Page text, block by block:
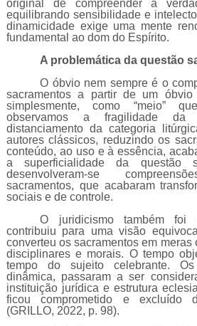
original de compreender a
equilibrando sensibilidade e
dinamicidade exige uma mente
fundamental ao dom do Espírito.
A problemática da questão
O óbvio nem sempre é o
sacramentos a partir de um óbvio
simplesmente, como “meio”
observamos a fragilidade
distanciamento da categoria
autores clássicos, reduzindo os
conteúdo, ao uso e à essência,
a superficialidade da questão
desenvolveram-se
sacramentos, que acabaram
sociais e de controle.
O juridicismo também
contribuiu para uma visão
converteu os sacramentos em meras
disciplinares e morais. O tempo
tempo do sujeito celebrante. Os
dinâmica, passaram a ser
instituição jurídica e estrutura
ficou comprometido e excluído
(GRILLO, 2022, p. 98).